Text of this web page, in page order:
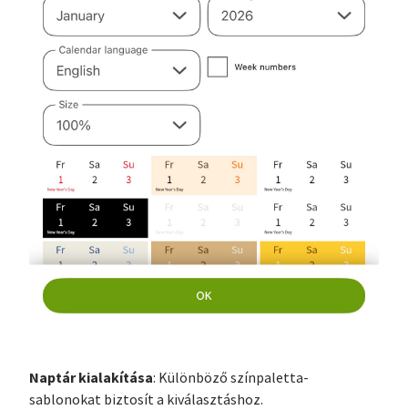
Naptár kialakítása: Különböző színpaletta-
sablonokat biztosít a kiválasztáshoz.